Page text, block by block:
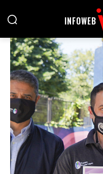
INFOWEB